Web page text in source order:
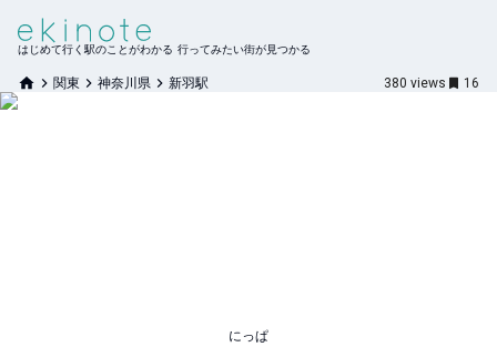
はじめて行く駅のことがわかる 行ってみたい街が見つかる
関東 神奈川県 新羽駅 380 views 16
にっぱ